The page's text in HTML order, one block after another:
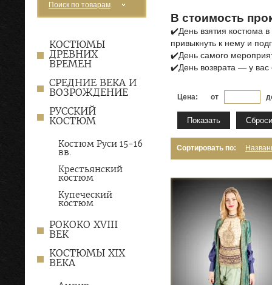
Поиск по товарам
КОСТЮМЫ
ДРЕВНИХ
ВРЕМЕН
СРЕДНИЕ ВЕКА И
ВОЗРОЖДЕНИЕ
РУССКИЙ
КОСТЮМ
Костюм Руси 15-16
вв.
Крестьянский
костюм
Купеческий
костюм
РОКОКО XVIII
ВЕК
КОСТЮМЫ XIX
ВЕКА
В стоимость
✔️День взятия костюма
привыкнуть к нему и
✔️День самого
✔️День возврата — у вас
Цена: от
Показать
Сортировать по: